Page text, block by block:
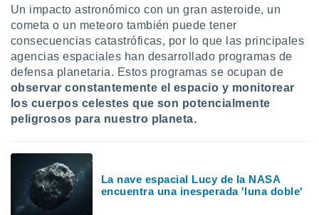
ni para
o
aunque
no
Puedes
abono
Un impacto astronómico con un gran asteroide, un
cometa o un meteoro también puede tener
consecuencias catastróficas, por lo que las principales
agencias espaciales han desarrollado programas de
defensa planetaria. Estos programas se ocupan de
observar constantemente el espacio y monitorear
los cuerpos celestes que son potencialmente
peligrosos para nuestro planeta.
La nave espacial Lucy de la NASA
encuentra una inesperada 'luna doble'